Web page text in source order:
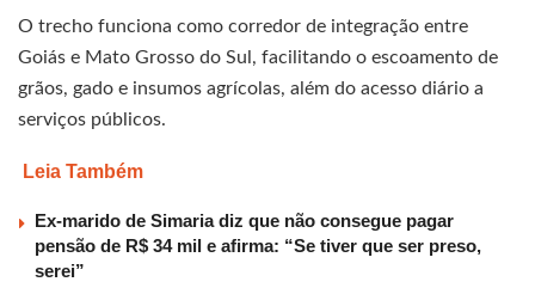
O trecho funciona como corredor de integração entre
Goiás e Mato Grosso do Sul, facilitando o escoamento de
grãos, gado e insumos agrícolas, além do acesso diário a
serviços públicos.
Leia Também
Ex-marido de Simaria diz que não consegue pagar
pensão de R$ 34 mil e afirma: “Se tiver que ser preso,
serei”